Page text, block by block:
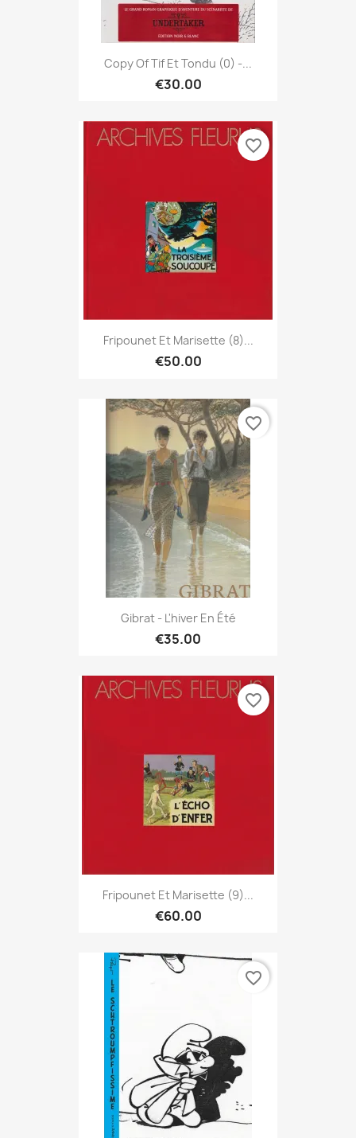
Copy Of Tif Et Tondu (0) -...
€30.00
Fripounet Et Marisette (8)...
€50.00
favorite_border
Gibrat - L'hiver En Été
€35.00
favorite_border
Fripounet Et Marisette (9)...
€60.00
favorite_border
favorite_border